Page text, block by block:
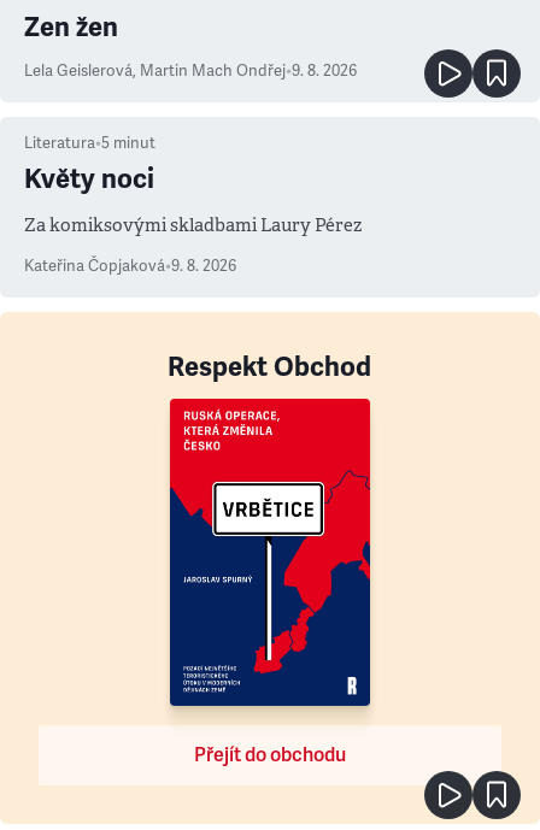
Zen žen
Lela Geislerová, Martin Mach Ondřej•9. 8. 2026
Literatura•5 minut
Květy noci
Za komiksovými skladbami Laury Pérez
Kateřina Čopjaková•9. 8. 2026
Respekt Obchod
Přejít do obchodu